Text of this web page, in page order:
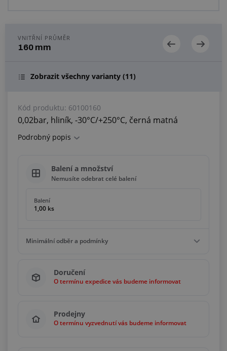
VNITŘNÍ PRŮMĚR
160 mm
Zobrazit všechny varianty (11)
Kód produktu: 60100160
0,02bar, hliník, -30°C/+250°C, černá matná
Podrobný popis
Balení a množství
Nemusíte odebrat celé balení
Balení
1,00 ks
Minimální odběr a podmínky
100,00 ks
Bez omezení
Doručení
O termínu expedice vás budeme informovat
Prodejny
O termínu vyzvednutí vás budeme informovat